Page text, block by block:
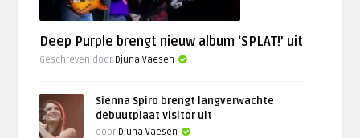
Deep Purple brengt nieuw album ‘SPLAT!’ uit
Geschreven door Djuna Vaesen
Sienna Spiro brengt langverwachte
debuutplaat Visitor uit
door Djuna Vaesen